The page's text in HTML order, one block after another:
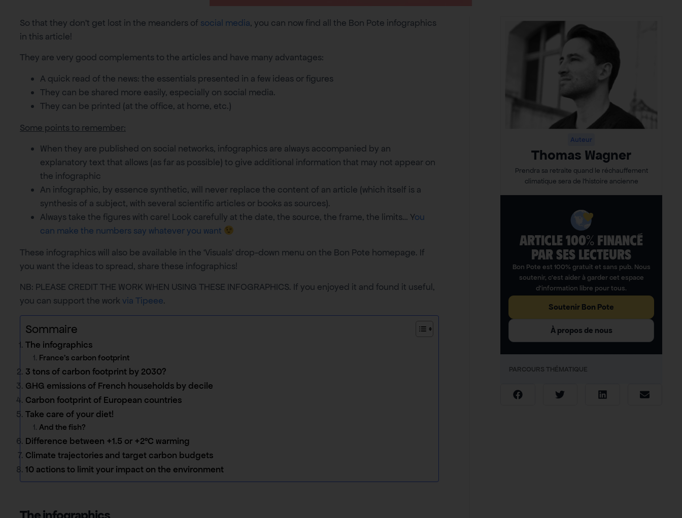
So that they don’t get lost in the meanders of social media, you can now find all the Bon Pote infographics
in this article!
They are very good complements to the articles and have many advantages:
A quick read of the news: the essentials presented in a few ideas or figures
They can be shared more easily, especially on social media.
They can be printed (at the office, at home, etc.)
Some points to remember:
When they are published on social networks, infographics are always accompanied by an
explanatory text that allows (as far as possible) to give additional information that may not appear on
the infographic
An infographic, by essence synthetic, will never replace the content of an article (which itself is a
synthesis of a subject, with several scientific articles or books as sources).
Always take the figures with care! Look carefully at the date, the source, the frame, the limits… You
can make the numbers say whatever you want
These infographics will also be available in the ‘Visuals’ drop-down menu on the Bon Pote homepage. If
you want the ideas to spread, share these infographics!
NB: PLEASE CREDIT THE WORK WHEN USING THESE INFOGRAPHICS. If you enjoyed it and found it useful,
you can support the work via Tipeee.
Sommaire
The infographics
France’s carbon footprint
3 tons of carbon footprint by 2030?
GHG emissions of French households by decile
Carbon footprint of European countries
Take care of your diet!
And the fish?
Difference between +1.5 or +2°C warming
Climate trajectories and target carbon budgets
10 actions to limit your impact on the environment
Auteur
Thomas Wagner
Prendra sa retraite quand le réchauffement
climatique sera de l’histoire ancienne
ARTICLE 100% FINANCÉ
PAR SES LECTEURS​
Bon Pote est 100% gratuit et sans pub. Nous
soutenir, c’est aider à garder cet espace
d’information libre pour tous.
Soutenir Bon Pote
À propos de nous
PARCOURS THÉMATIQUE